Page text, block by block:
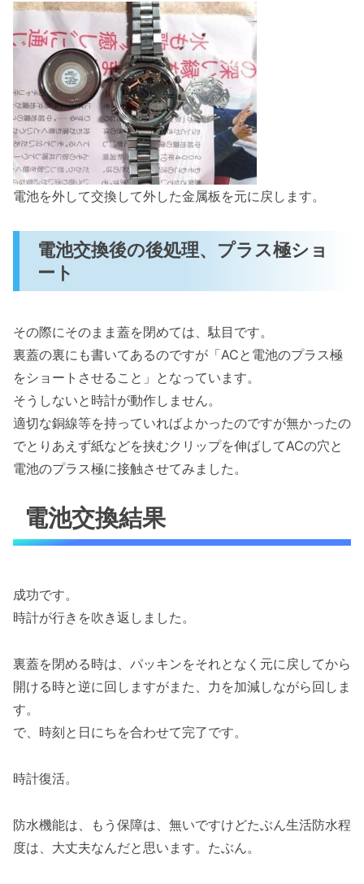
電池を外して交換して外した金属板を元に戻します。
電池交換後の後処理、プラス極ショ
ート
その際にそのまま蓋を閉めては、駄目です。
裏蓋の裏にも書いてあるのですが「ACと電池のプラス極
をショートさせること」となっています。
そうしないと時計が動作しません。
適切な銅線等を持っていればよかったのですが無かったの
でとりあえず紙などを挟むクリップを伸ばしてACの穴と
電池のプラス極に接触させてみました。
電池交換結果
成功です。
時計が行きを吹き返しました。
裏蓋を閉める時は、パッキンをそれとなく元に戻してから
開ける時と逆に回しますがまた、力を加減しながら回しま
す。
で、時刻と日にちを合わせて完了です。
時計復活。
防水機能は、もう保障は、無いですけどたぶん生活防水程
度は、大丈夫なんだと思います。たぶん。